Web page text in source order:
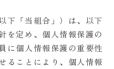
下「当組合」）は、以下
を定め、個人情報保護の
に個人情報保護の重要性
ることにより、個人情報